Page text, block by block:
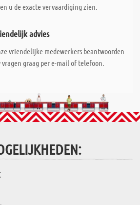
u de exacte vervaardiging zien.
advies
vriendelijke medewerkers beantwoorden
vragen graag per e-mail of telefoon.